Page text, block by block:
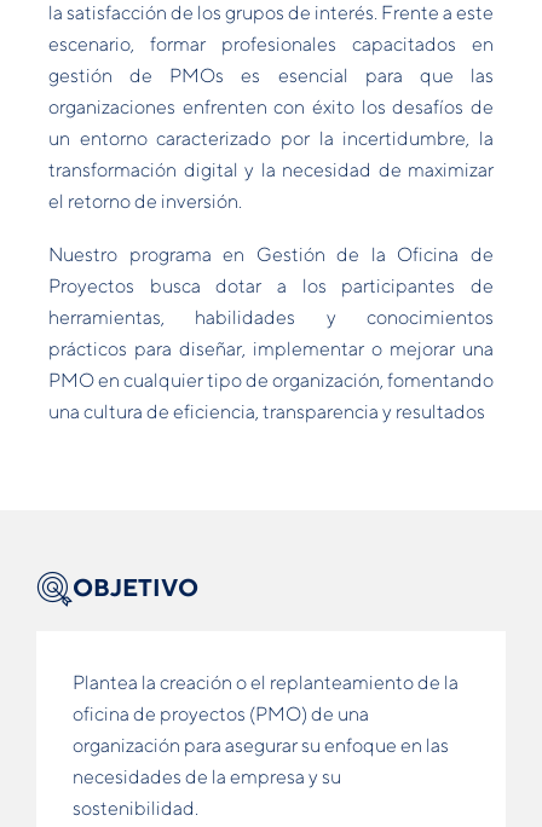
la satisfacción de los grupos de interés. Frente a este
escenario, formar profesionales capacitados en
gestión de PMOs es esencial para que las
organizaciones enfrenten con éxito los desafíos de
un entorno caracterizado por la incertidumbre, la
transformación digital y la necesidad de maximizar
el retorno de inversión.
Nuestro programa en Gestión de la Oficina de
Proyectos busca dotar a los participantes de
herramientas, habilidades y conocimientos
prácticos para diseñar, implementar o mejorar una
PMO en cualquier tipo de organización, fomentando
una cultura de eficiencia, transparencia y resultados
OBJETIVO
Plantea la creación o el replanteamiento de la
oficina de proyectos (PMO) de una
organización para asegurar su enfoque en las
necesidades de la empresa y su
sostenibilidad.